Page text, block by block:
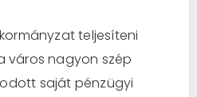
teljesíteni
város nagyon szép
saját pénzügyi